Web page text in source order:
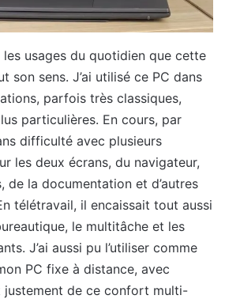
les usages du quotidien que cette
son sens. J’ai utilisé ce PC dans
parfois très classiques,
particulières. En cours, par
difficulté avec plusieurs
les deux écrans, du navigateur,
de la documentation et d’autres
télétravail, il encaissait tout aussi
le multitâche et les
J’ai aussi pu l’utiliser comme
PC fixe à distance, avec
justement de ce confort multi-